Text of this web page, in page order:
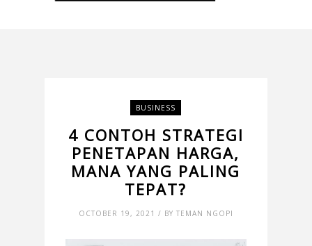
BUSINESS
4 CONTOH STRATEGI
PENETAPAN HARGA,
MANA YANG PALING
TEPAT?
OCTOBER 19, 2021 / BY TEMAN NGOPI